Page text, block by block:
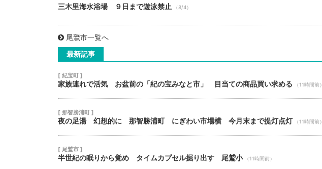
三木里海水浴場 ９日まで遊泳禁止 （8/4）
尾鷲市一覧へ
最新記事
[ 紀宝町 ]
家族連れで活気 お盆前の「紀の宝みなと市」 目当ての商品買い求める （11時間前）
[ 那智勝浦町 ]
夜の足湯 幻想的に 那智勝浦町 にぎわい市場横 今月末まで提灯点灯 （11時間前）
[ 尾鷲市 ]
半世紀の眠りから覚め タイムカプセル掘り出す 尾鷲小 （11時間前）